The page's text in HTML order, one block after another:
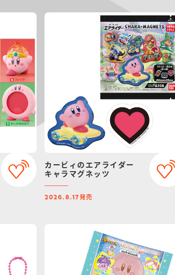
カービィのエアライダー
キャラマグネッツ
2026.8.17発売